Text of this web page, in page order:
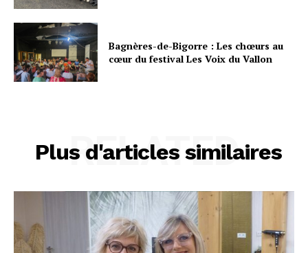
Bagnères-de-Bigorre : Les chœurs au
cœur du festival Les Voix du Vallon
Plus d'articles similaires
RELATED